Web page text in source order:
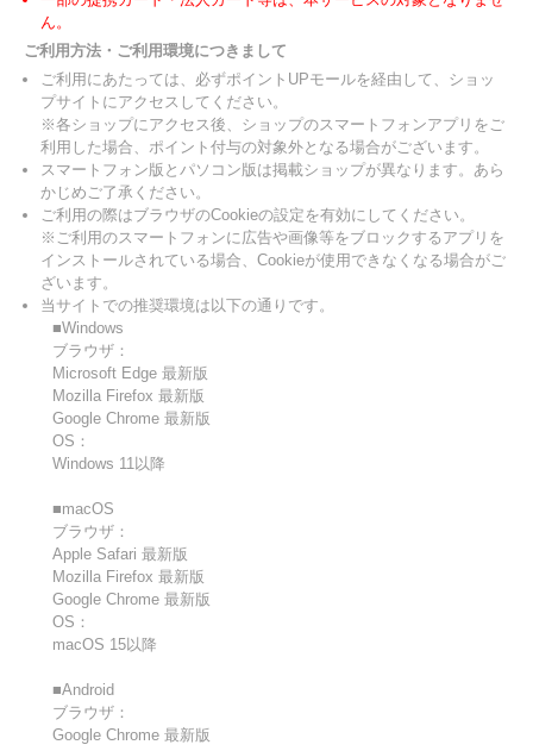
ん。
ご利用方法・ご利用環境につきまして
ご利用にあたっては、必ずポイントUPモールを経由して、ショッ
プサイトにアクセスしてください。
※各ショップにアクセス後、ショップのスマートフォンアプリをご
利用した場合、ポイント付与の対象外となる場合がございます。
スマートフォン版とパソコン版は掲載ショップが異なります。あら
かじめご了承ください。
ご利用の際はブラウザのCookieの設定を有効にしてください。
※ご利用のスマートフォンに広告や画像等をブロックするアプリを
インストールされている場合、Cookieが使用できなくなる場合がご
ざいます。
当サイトでの推奨環境は以下の通りです。
■Windows
ブラウザ：
Microsoft Edge 最新版
Mozilla Firefox 最新版
Google Chrome 最新版
OS：
Windows 11以降
■macOS
ブラウザ：
Apple Safari 最新版
Mozilla Firefox 最新版
Google Chrome 最新版
OS：
macOS 15以降
■Android
ブラウザ：
Google Chrome 最新版